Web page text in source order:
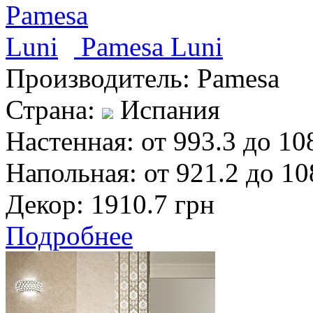
Pamesa Luni
Производитель: Pamesa
Страна:
Испания
Настенная: от 993.3 до
Напольная: от 921.2 до
Декор: 1910.7 грн
Подробнее